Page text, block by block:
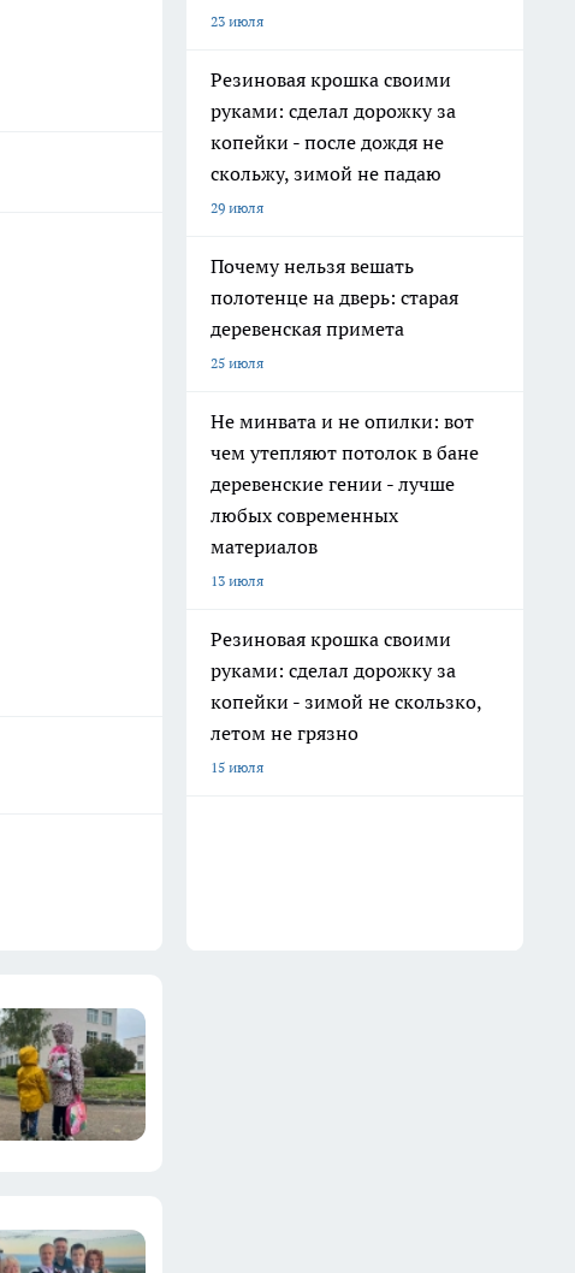
23 июля
Резиновая крошка своими
руками: сделал дорожку за
копейки - после дождя не
скольжу, зимой не падаю
29 июля
Почему нельзя вешать
полотенце на дверь: старая
деревенская примета
25 июля
Не минвата и не опилки: вот
чем утепляют потолок в бане
деревенские гении - лучше
любых современных
материалов
13 июля
Резиновая крошка своими
руками: сделал дорожку за
копейки - зимой не скользко,
летом не грязно
15 июля